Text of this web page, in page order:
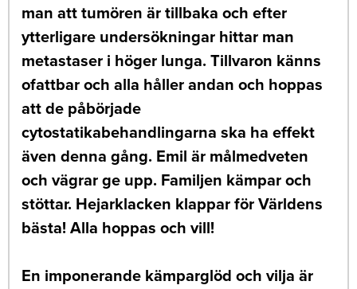
man att tumören är tillbaka och efter
ytterligare undersökningar hittar man
metastaser i höger lunga. Tillvaron känns
ofattbar och alla håller andan och hoppas
att de påbörjade
cytostatikabehandlingarna ska ha effekt
även denna gång. Emil är målmedveten
och vägrar ge upp. Familjen kämpar och
stöttar. Hejarklacken klappar för Världens
bästa! Alla hoppas och vill!
En imponerande kämparglöd och vilja är